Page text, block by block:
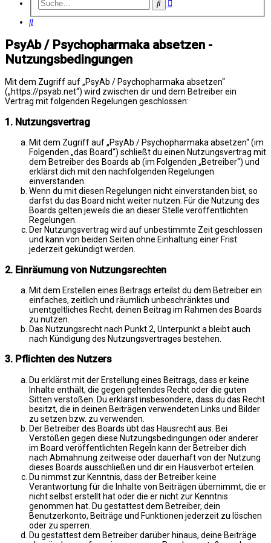
Suche
Suche
PsyAb / Psychopharmaka absetzen -
Nutzungsbedingungen
Mit dem Zugriff auf „PsyAb / Psychopharmaka absetzen“
(„https://psyab.net“) wird zwischen dir und dem Betreiber ein
Vertrag mit folgenden Regelungen geschlossen:
1. Nutzungsvertrag
Mit dem Zugriff auf „PsyAb / Psychopharmaka absetzen“ (im
Folgenden „das Board“) schließt du einen Nutzungsvertrag mit
dem Betreiber des Boards ab (im Folgenden „Betreiber“) und
erklärst dich mit den nachfolgenden Regelungen
einverstanden.
Wenn du mit diesen Regelungen nicht einverstanden bist, so
darfst du das Board nicht weiter nutzen. Für die Nutzung des
Boards gelten jeweils die an dieser Stelle veröffentlichten
Regelungen.
Der Nutzungsvertrag wird auf unbestimmte Zeit geschlossen
und kann von beiden Seiten ohne Einhaltung einer Frist
jederzeit gekündigt werden.
2. Einräumung von Nutzungsrechten
Mit dem Erstellen eines Beitrags erteilst du dem Betreiber ein
einfaches, zeitlich und räumlich unbeschränktes und
unentgeltliches Recht, deinen Beitrag im Rahmen des Boards
zu nutzen.
Das Nutzungsrecht nach Punkt 2, Unterpunkt a bleibt auch
nach Kündigung des Nutzungsvertrages bestehen.
3. Pflichten des Nutzers
Du erklärst mit der Erstellung eines Beitrags, dass er keine
Inhalte enthält, die gegen geltendes Recht oder die guten
Sitten verstoßen. Du erklärst insbesondere, dass du das Recht
besitzt, die in deinen Beiträgen verwendeten Links und Bilder
zu setzen bzw. zu verwenden.
Der Betreiber des Boards übt das Hausrecht aus. Bei
Verstößen gegen diese Nutzungsbedingungen oder anderer
im Board veröffentlichten Regeln kann der Betreiber dich
nach Abmahnung zeitweise oder dauerhaft von der Nutzung
dieses Boards ausschließen und dir ein Hausverbot erteilen.
Du nimmst zur Kenntnis, dass der Betreiber keine
Verantwortung für die Inhalte von Beiträgen übernimmt, die er
nicht selbst erstellt hat oder die er nicht zur Kenntnis
genommen hat. Du gestattest dem Betreiber, dein
Benutzerkonto, Beiträge und Funktionen jederzeit zu löschen
oder zu sperren.
Du gestattest dem Betreiber darüber hinaus, deine Beiträge